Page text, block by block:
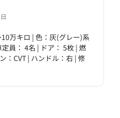
万キロ | 色：灰(グレー)系
員： 4名 | ドア： 5枚 | 燃
：CVT | ハンドル：右 | 修